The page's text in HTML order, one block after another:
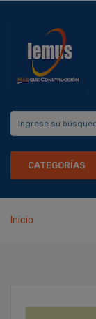
CATEGORÍAS
Inicio